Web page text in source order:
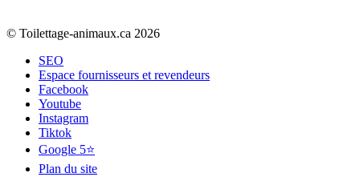
© Toilettage-animaux.ca 2026
SEO
Espace fournisseurs et revendeurs
Facebook
Youtube
Instagram
Tiktok
Google 5⭐
Plan du site